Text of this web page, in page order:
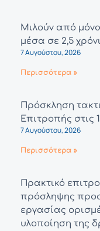
Μιλούν από
μέσα σε 2,5
7 Αυγούστου, 2026
Περισσότερα »
Πρόσκληση
Επιτροπής στις
7 Αυγούστου, 2026
Περισσότερα »
Πρακτικό
πρόσληψης
εργασίας
υλοποίηση της